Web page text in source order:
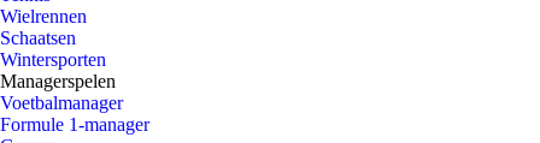
Wielrennen
Schaatsen
Wintersporten
Managerspelen
Voetbalmanager
Formule 1-manager